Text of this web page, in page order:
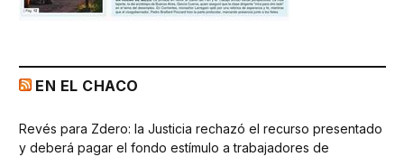
EN EL CHACO
Revés para Zdero: la Justicia rechazó el recurso presentado
y deberá pagar el fondo estímulo a trabajadores de